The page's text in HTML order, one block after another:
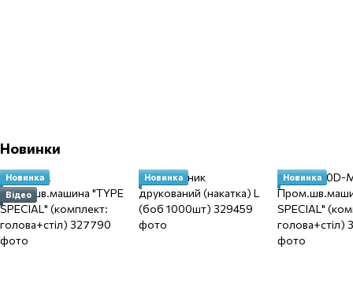
Новинки
Новинка
Відео
Новинка Новинка